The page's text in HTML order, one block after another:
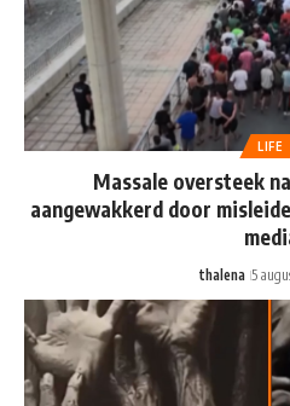
LIFE
Massale oversteek
aangewakkerd door
thalena 5